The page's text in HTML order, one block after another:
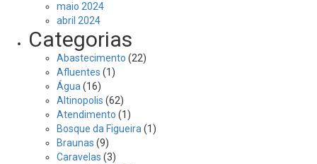
maio 2024
abril 2024
Categorias
Abastecimento (22)
Afluentes (1)
Água (16)
Altinopolis (62)
Atendimento (1)
Bosque da Figueira (1)
Braunas (9)
Caravelas (3)